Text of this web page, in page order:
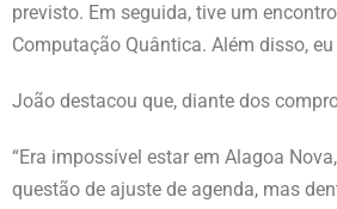
previsto. Em seguida, tive um
Computação Quântica. Além disso,
João destacou que, diante dos
“Era impossível estar em Alagoa
questão de ajuste de agenda, mas